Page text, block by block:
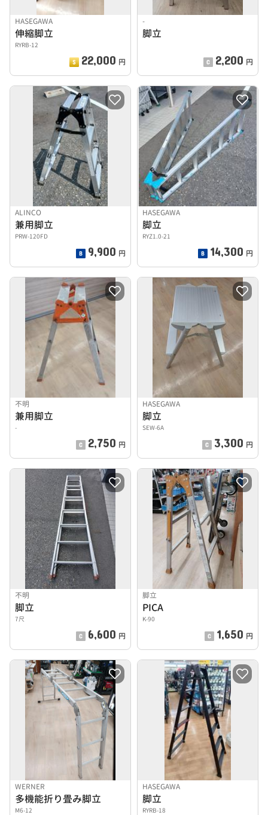
HASEGAWA
伸縮脚立
RYRB-12
22,000 円
-
脚立
2,200 円
ALINCO
兼用脚立
PRW-120FD
9,900 円
HASEGAWA
脚立
RYZ1.0-21
14,300 円
不明
兼用脚立
-
2,750 円
HASEGAWA
脚立
SEW-6A
3,300 円
不明
脚立
7尺
6,600 円
脚立
PICA
K-90
1,650 円
WERNER
多機能折り畳み脚立
M6-12
HASEGAWA
脚立
RYRB-18